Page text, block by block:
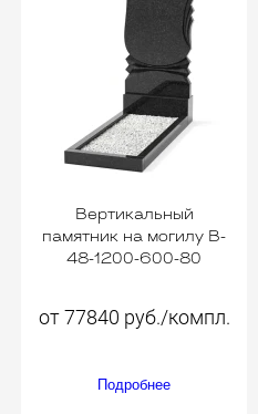
Вертикальный
памятник на могилу B-
48-1200-600-80
от 77840 руб./компл.
Подробнее